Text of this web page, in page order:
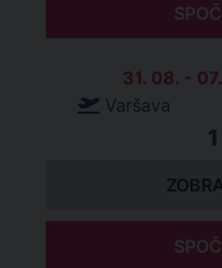
31. 08. -
Varšava